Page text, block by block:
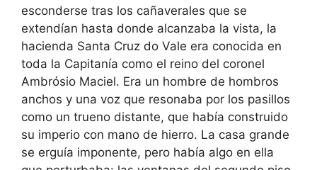
esconderse tras los cañaverales que se
extendían hasta donde alcanzaba la vista, la
hacienda Santa Cruz do Vale era conocida en
toda la Capitanía como el reino del coronel
Ambrósio Maciel. Era un hombre de hombros
anchos y una voz que resonaba por los pasillos
como un trueno distante, que había construido
su imperio con mano de hierro. La casa grande
se erguía imponente, pero había algo en ella